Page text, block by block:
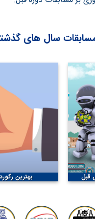
سال های
قبل بهترین